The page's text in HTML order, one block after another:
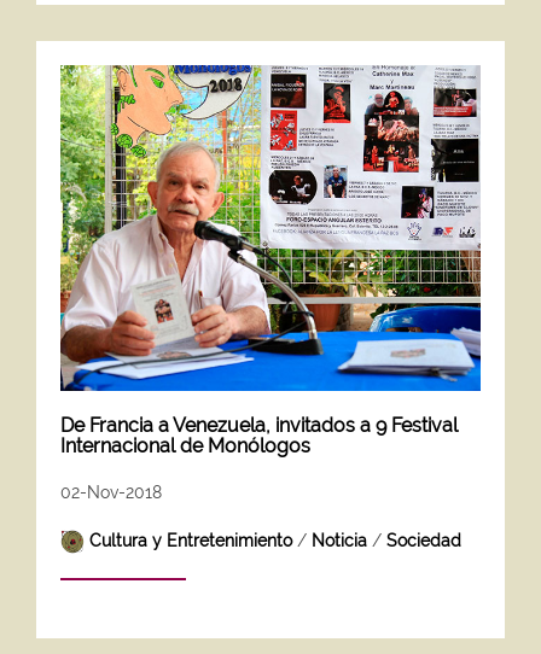
De Francia a Venezuela, invitados a 9 Festival
Internacional de Monólogos
02-Nov-2018
Cultura y Entretenimiento/ Noticia / Sociedad